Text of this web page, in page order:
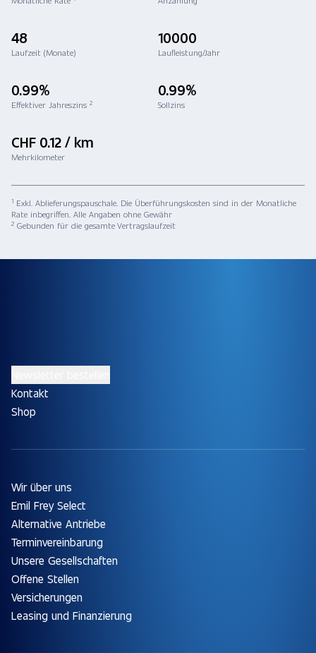
48
Laufzeit (Monate)
10000
Laufleistung/Jahr
0.99%
Effektiver Jahreszins 2
0.99%
Sollzins
CHF 0.12 / km
Mehrkilometer
1 Exkl. Ablieferungspauschale. Die Überführungskosten sind in der Monatliche
Rate inbegriffen. Alle Angaben ohne Gewähr
2 Gebunden für die gesamte Vertragslaufzeit
Kontakt
Shop
Wir über uns
Emil Frey Select
Alternative Antriebe
Terminvereinbarung
Unsere Gesellschaften
Offene Stellen
Versicherungen
Leasing und Finanzierung